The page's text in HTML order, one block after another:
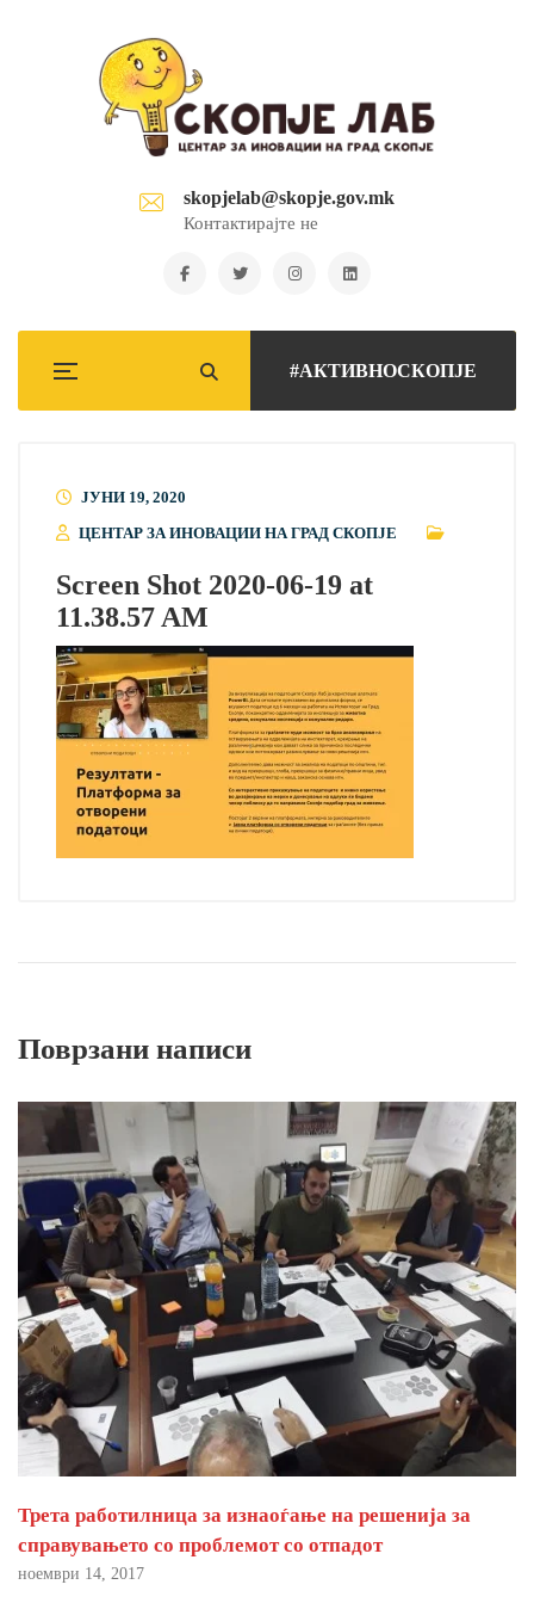
skopjelab@skopje.gov.mk
Контактирајте не
#АКТИВНОСКОПЈЕ
ЈУНИ 19, 2020
ЦЕНТАР ЗА ИНОВАЦИИ НА ГРАД СКОПЈЕ
Screen Shot 2020-06-19 at
11.38.57 AM
Поврзани написи
Трета работилница за изнаоѓање на решенија за
справувањето со проблемот со отпадот
ноември 14, 2017